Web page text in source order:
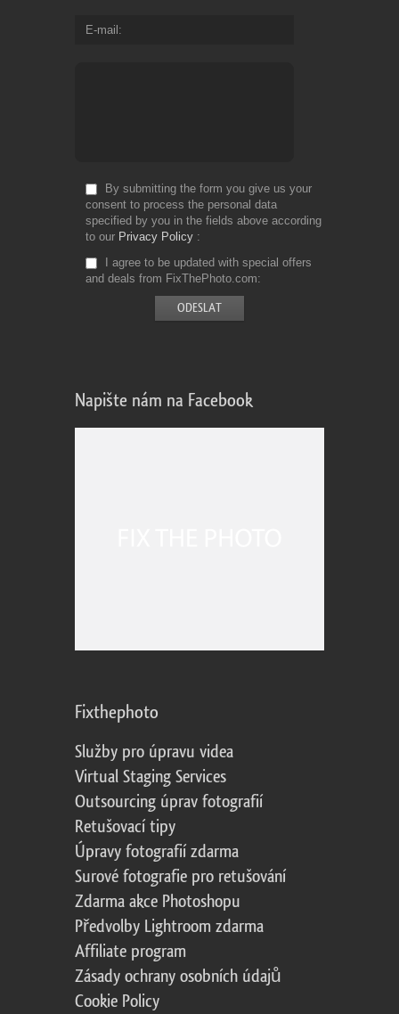
E-mail
By submitting the form you give us your
consent to process the personal data
specified by you in the fields above according
to our Privacy Policy
I agree to be updated with special offers
and deals from FixThePhoto.com
Napište nám na Facebook
Fixthephoto
Služby pro úpravu videa
Virtual Staging Services
Outsourcing úprav fotografií
Retušovací tipy
Úpravy fotografií zdarma
Surové fotografie pro retušování
Zdarma akce Photoshopu
Předvolby Lightroom zdarma
Affiliate program
Zásady ochrany osobních údajů
Cookie Policy